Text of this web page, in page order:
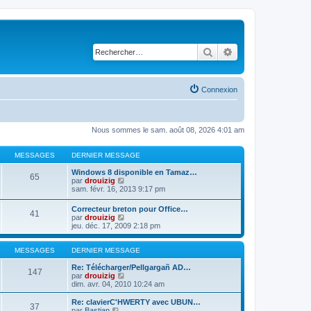
Rechercher
Connexion
Nous sommes le sam. août 08, 2026 4:01 am
MESSAGES DERNIER MESSAGE
65
Windows 8 disponible en Tamaz…
par drouizig
o
u
l
t
e
r
l
d
e
r
n
i
sam. févr. 16, 2013 9:17 pm
41
Correcteur breton pour Office…
par drouizig
o
n
s
u
l
t
r
l
e
jeu. déc. 17, 2009 2:18 pm
MESSAGES DERNIER MESSAGE
147
Re: Télécharger/Pellgargañ AD…
par drouizig
o
n
s
dim. avr. 04, 2010 10:24 am
37
Re: clavierC'HWERTY avec UBUN…